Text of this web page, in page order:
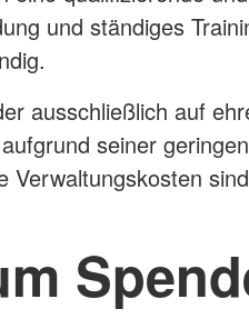
und ständiges
ausschließlich auf
seiner
Verwaltungskosten